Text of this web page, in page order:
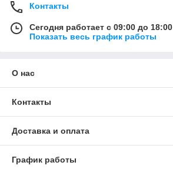
Контакты
Сегодня работает с 09:00 до 18:00
Показать весь график работы
О нас
Контакты
Доставка и оплата
График работы